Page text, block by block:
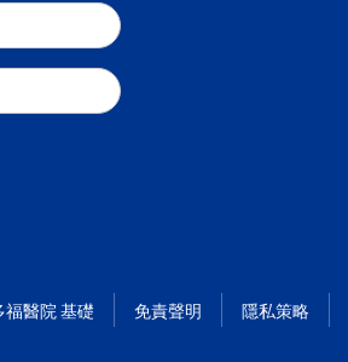
醫院 基礎 免責聲明 隱私策略